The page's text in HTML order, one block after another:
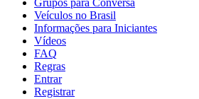
Grupos para Conversa
Veículos no Brasil
Informações para Iniciantes
Vídeos
FAQ
Regras
Entrar
Registrar